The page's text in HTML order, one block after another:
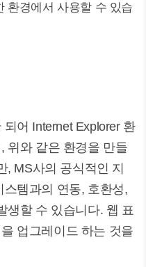
환경에서 사용할 수 있습
어 Internet Explorer 환
위와 같은 환경을 만들
, MS사의 공식적인 지
템과의 연동, 호환성,
생할 수 있습니다. 웹 표
업그레이드 하는 것을